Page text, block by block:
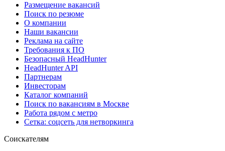
Размещение вакансий
Поиск по резюме
О компании
Наши вакансии
Реклама на сайте
Требования к ПО
Безопасный HeadHunter
HeadHunter API
Партнерам
Инвесторам
Каталог компаний
Поиск по вакансиям в Москве
Работа рядом с метро
Сетка: соцсеть для нетворкинга
Соискателям